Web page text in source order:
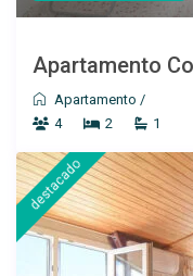
Apartamento
Apartamento /
4
2 1
destacado